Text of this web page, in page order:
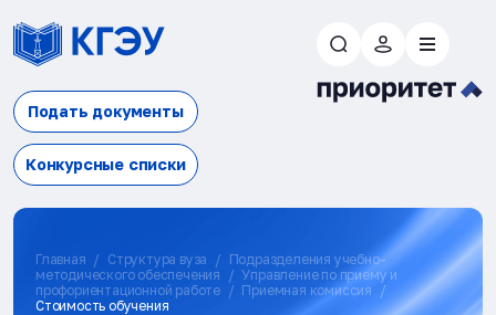
Подать документы
Конкурсные списки
Главная Структура вуза
Подразделения учебно-
методического обеспечения
Управление по приему и
профориентационной работе
Приемная комиссия
Стоимость обучения